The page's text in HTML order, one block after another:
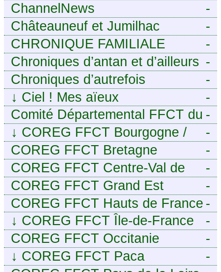
-
ChannelNews
-
Châteauneuf et Jumilhac
-
CHRONIQUE FAMILIALE
-
Chroniques d’antan et d’ailleurs
-
Chroniques d’autrefois
-
↓ Ciel ! Mes aïeux
-
Comité Départemental FFCT du
Cher
-
↓ COREG FFCT Bourgogne /
Franche-Comté
-
COREG FFCT Bretagne
-
COREG FFCT Centre-Val de
Loire
-
COREG FFCT Grand Est
-
COREG FFCT Hauts de France
-
↓ COREG FFCT Île-de-France
-
COREG FFCT Occitanie
-
↓ COREG FFCT Paca